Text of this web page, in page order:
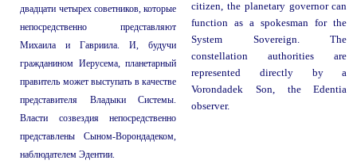
двадцати четырех советников, которые
непосредственно представляют
Михаила и Гавриила. И, будучи
гражданином Иерусема, планетарный
правитель может выступать в качестве
представителя Владыки Системы.
Власти созвездия непосредственно
представлены Сыном-Ворондадеком,
наблюдателем Эдентии.
citizen, the planetary governor can
function as a spokesman for the
System Sovereign. The
constellation authorities are
represented directly by a
Vorondadek Son, the Edentia
observer.